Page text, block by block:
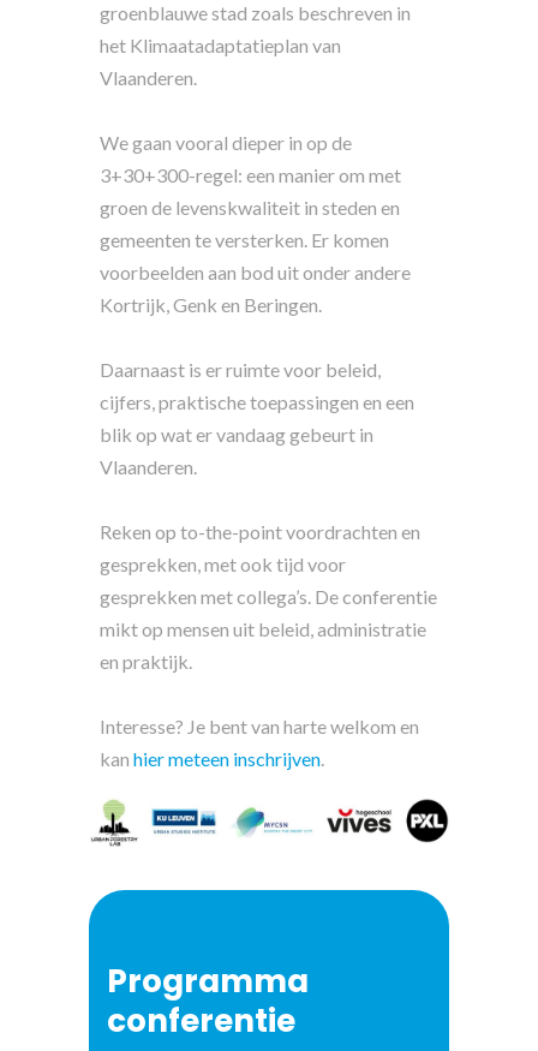
groenblauwe stad zoals beschreven in
het Klimaatadaptatieplan van
Vlaanderen.
We gaan vooral dieper in op de
3+30+300-regel: een manier om met
groen de levenskwaliteit in steden en
gemeenten te versterken. Er komen
voorbeelden aan bod uit onder andere
Kortrijk, Genk en Beringen.
Daarnaast is er ruimte voor beleid,
cijfers, praktische toepassingen en een
blik op wat er vandaag gebeurt in
Vlaanderen.
Reken op to-the-point voordrachten en
gesprekken, met ook tijd voor
gesprekken met collega’s. De conferentie
mikt op mensen uit beleid, administratie
en praktijk.
Interesse? Je bent van harte welkom en
kan hier meteen inschrijven.
Programma
conferentie